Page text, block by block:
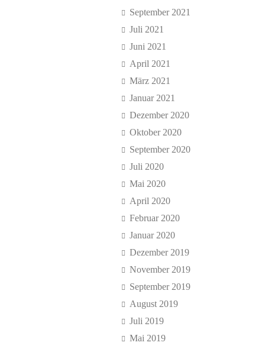
September 2021
Juli 2021
Juni 2021
April 2021
März 2021
Januar 2021
Dezember 2020
Oktober 2020
September 2020
Juli 2020
Mai 2020
April 2020
Februar 2020
Januar 2020
Dezember 2019
November 2019
September 2019
August 2019
Juli 2019
Mai 2019